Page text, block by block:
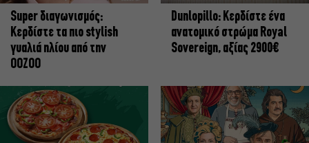
Super διαγωνισμός:
Κερδίστε τα πιο stylish
γυαλιά ηλίου από την
OOZOO
Dunlopillo: Κερδίστε ένα
ανατομικό στρώμα Royal
Sovereign, αξίας 2900€